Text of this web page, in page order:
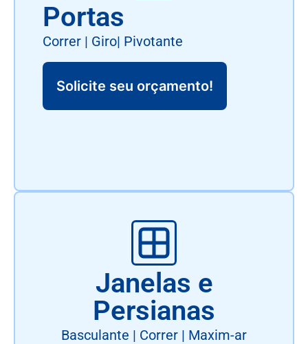
Portas
Correr | Giro| Pivotante
Solicite seu orçamento!
Janelas e
Persianas
Basculante | Correr | Maxim-ar